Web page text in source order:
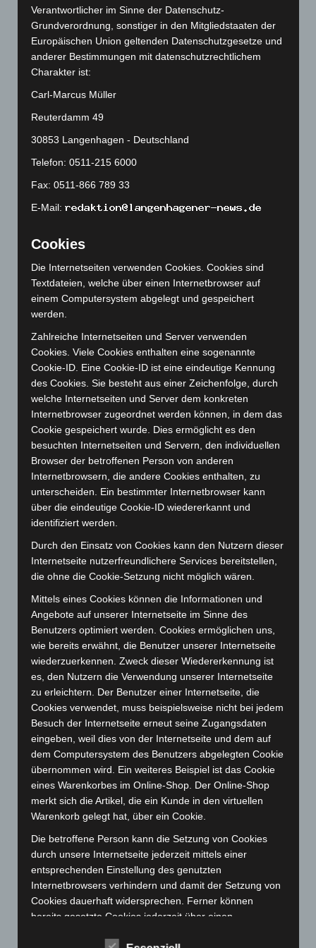
Mai 2026(99)
April 2026(99)
März 2026(115)
Januar 2026(122)
Dezember 2025(103)
November 2025(114)
Oktober 2025(112)
September 2025 (93)
August 2025(90)
Juni 2025(103)
Mai 2025(112)
April 2025
März 2025
Februar 2025(96)
Januar 2025(88)
Dezember 2024(89)
November 2024(94)
Oktober 2024(93)
September 2024(112)
August 2024(107)
Juli 2024(89)
Juni 2024(107)
Mai 2024(149)
April 2024(102)
März 2024(103)
Januar 2024(111)
Dezember 2023(130)
November 2023(130)
Oktober 2023(114)
September 2023(133)
August 2023
(134)
Juli 2023(118)
Juni 2023(142)
Mai 2023(139)
April 2023(155)
März 2023(174)
Februar 2023(154)
Januar 2023
(140)
Dezember 2022(130)
November 2022(167)
Verantwortlicher im Sinne der Datenschutz-
Grundverordnung, sonstiger in den Mitgliedstaaten der
Europäischen Union geltenden Datenschutzgesetze und
anderer Bestimmungen mit datenschutzrechtlichem
Charakter ist:
Carl-Marcus Müller
Reuterdamm 49
30853 Langenhagen - Deutschland
Telefon: 0511-215 6000
Fax: 0511-866 789 33
E-Mail:
Cookies
Die Internetseiten verwenden Cookies. Cookies sind
Textdateien, welche über einen Internetbrowser auf
einem Computersystem abgelegt und gespeichert
werden.
Zahlreiche Internetseiten und Server verwenden
Cookies. Viele Cookies enthalten eine sogenannte
Cookie-ID. Eine Cookie-ID ist eine eindeutige Kennung
des Cookies. Sie besteht aus einer Zeichenfolge, durch
welche Internetseiten und Server dem konkreten
Internetbrowser zugeordnet werden können, in dem das
Cookie gespeichert wurde. Dies ermöglicht es den
besuchten Internetseiten und Servern, den individuellen
Browser der betroffenen Person von anderen
Internetbrowsern, die andere Cookies enthalten, zu
unterscheiden. Ein bestimmter Internetbrowser kann
über die eindeutige Cookie-ID wiedererkannt und
identifiziert werden.
Durch den Einsatz von Cookies kann den Nutzern dieser
Internetseite nutzerfreundlichere Services bereitstellen,
die ohne die Cookie-Setzung nicht möglich wären.
Mittels eines Cookies können die Informationen und
Angebote auf unserer Internetseite im Sinne des
Benutzers optimiert werden. Cookies ermöglichen uns,
wie bereits erwähnt, die Benutzer unserer Internetseite
wiederzuerkennen. Zweck dieser Wiedererkennung ist
es, den Nutzern die Verwendung unserer Internetseite
zu erleichtern. Der Benutzer einer Internetseite, die
Cookies verwendet, muss beispielsweise nicht bei jedem
Besuch der Internetseite erneut seine Zugangsdaten
eingeben, weil dies von der Internetseite und dem auf
dem Computersystem des Benutzers abgelegten Cookie
übernommen wird. Ein weiteres Beispiel ist das Cookie
eines Warenkorbes im Online-Shop. Der Online-Shop
merkt sich die Artikel, die ein Kunde in den virtuellen
Warenkorb gelegt hat, über ein Cookie.
Die betroffene Person kann die Setzung von Cookies
durch unsere Internetseite jederzeit mittels einer
entsprechenden Einstellung des genutzten
Internetbrowsers verhindern und damit der Setzung von
Cookies dauerhaft widersprechen. Ferner können
bereits gesetzte Cookies jederzeit über einen